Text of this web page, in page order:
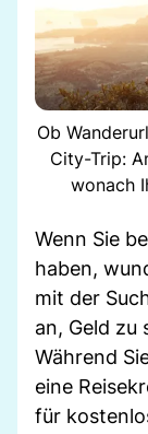
Ob
City-Trip:
wonach
Wenn Sie
haben,
mit der
an, Geld zu
Während
eine
für